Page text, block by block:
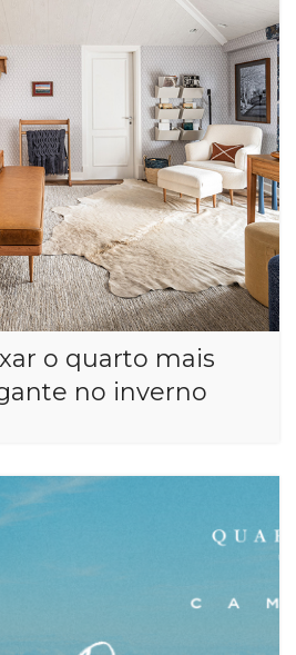
o quarto mais
no inverno